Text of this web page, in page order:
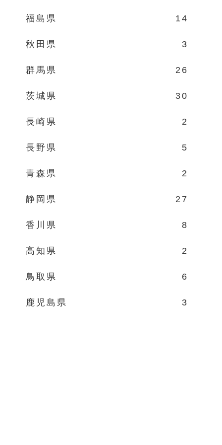
福島県 14
秋田県 3
群馬県 26
茨城県 30
長崎県 2
長野県 5
青森県 2
静岡県 27
香川県 8
高知県 2
鳥取県 6
鹿児島県 3